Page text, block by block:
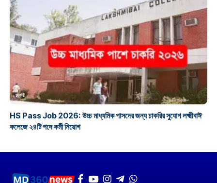
চাকরি
HS Pass Job 2026: উচ্চ মাধ্যমিক পাসদের জন্য চাকরির সুযোগ লক্ষ্মীবাঈ
কলেজে ২৪টি পদে কর্মী নিয়োগ